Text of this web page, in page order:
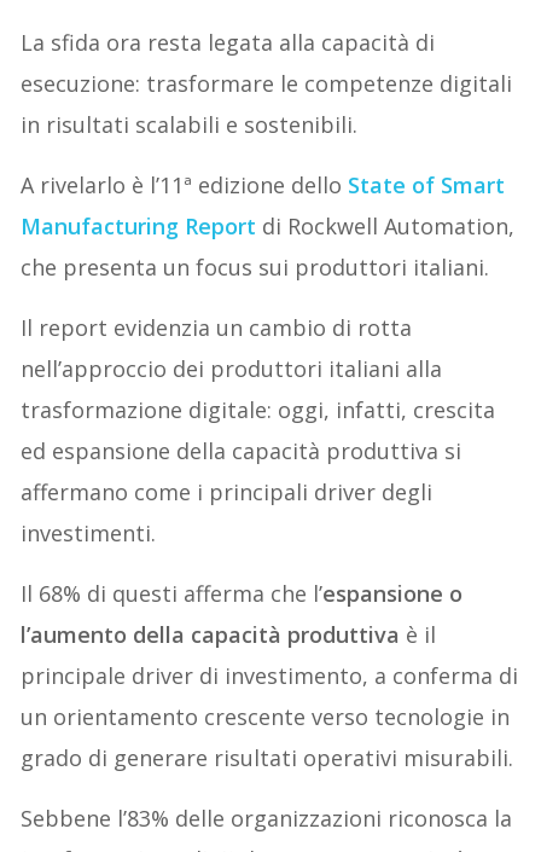
La sfida ora resta legata alla capacità di
esecuzione: trasformare le competenze digitali
in risultati scalabili e sostenibili.
A rivelarlo è l’11ª edizione dello State of Smart
Manufacturing Report di Rockwell Automation,
che presenta un focus sui produttori italiani.
Il report evidenzia un cambio di rotta
nell’approccio dei produttori italiani alla
trasformazione digitale: oggi, infatti, crescita
ed espansione della capacità produttiva si
affermano come i principali driver degli
investimenti.
Il 68% di questi afferma che l’espansione o
l’aumento della capacità produttiva è il
principale driver di investimento, a conferma di
un orientamento crescente verso tecnologie in
grado di generare risultati operativi misurabili.
Sebbene l’83% delle organizzazioni riconosca la